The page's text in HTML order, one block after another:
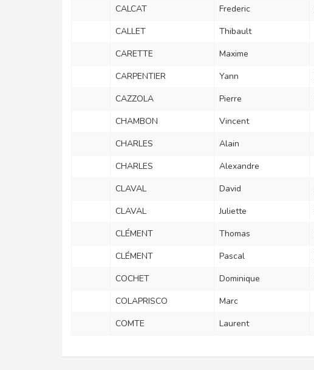
CALCAT Frederic
CALLET Thibault
CARETTE Maxime
CARPENTIER Yann
CAZZOLA Pierre
CHAMBON Vincent
CHARLES Alain
CHARLES Alexandre
CLAVAL David
CLAVAL Juliette
CLÉMENT Thomas
CLÉMENT Pascal
COCHET Dominique
COLAPRISCO Marc
COMTE Laurent